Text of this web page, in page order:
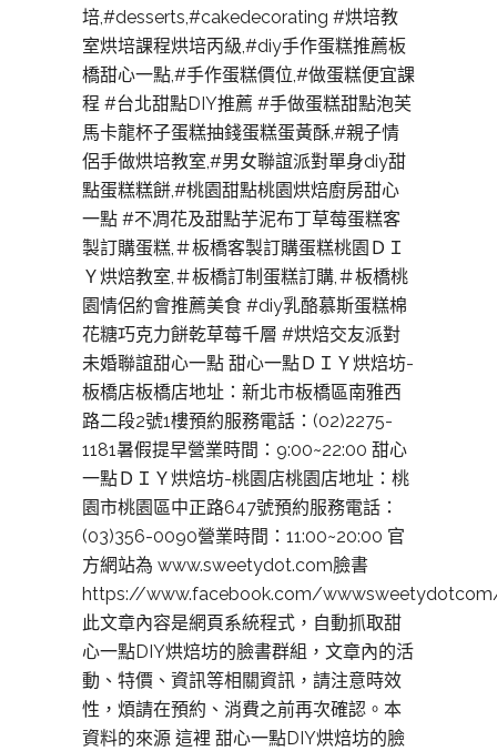
培,#desserts,#cakedecorating #烘培教
室烘培課程烘培丙級,#diy手作蛋糕推薦板
橋甜心一點,#手作蛋糕價位,#做蛋糕便宜課
程 #台北甜點DIY推薦 #手做蛋糕甜點泡芙
馬卡龍杯子蛋糕抽錢蛋糕蛋黃酥,#親子情
侶手做烘培教室,#男女聯誼派對單身diy甜
點蛋糕糕餅,#桃園甜點桃園烘焙廚房甜心
一點 #不凋花及甜點芋泥布丁草莓蛋糕客
製訂購蛋糕,＃板橋客製訂購蛋糕桃園ＤＩ
Ｙ烘焙教室,＃板橋訂制蛋糕訂購,＃板橋桃
園情侶約會推薦美食 #diy乳酪慕斯蛋糕棉
花糖巧克力餅乾草莓千層 #烘焙交友派對
未婚聯誼甜心一點 甜心一點ＤＩＹ烘焙坊-
板橋店板橋店地址：新北市板橋區南雅西
路二段2號1樓預約服務電話：(02)2275-
1181暑假提早營業時間：9:00~22:00 甜心
一點ＤＩＹ烘焙坊-桃園店桃園店地址：桃
園市桃園區中正路647號預約服務電話：
(03)356-0090營業時間：11:00~20:00 官
方網站為 www.sweetydot.com臉書
https://www.facebook.com/
此文章內容是網頁系統程式，自動抓取甜
心一點DIY烘焙坊的臉書群組，文章內的活
動、特價、資訊等相關資訊，請注意時效
性，煩請在預約、消費之前再次確認。本
資料的來源 這裡 甜心一點DIY烘焙坊的臉